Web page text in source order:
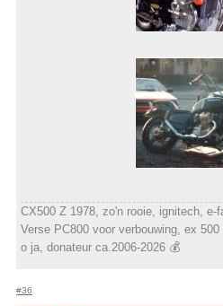
CX500 Z 1978, zo'n rooie, ignitech, e-
Verse PC800 voor verbouwing, ex
o ja, donateur ca.2006-2026 💰
#36